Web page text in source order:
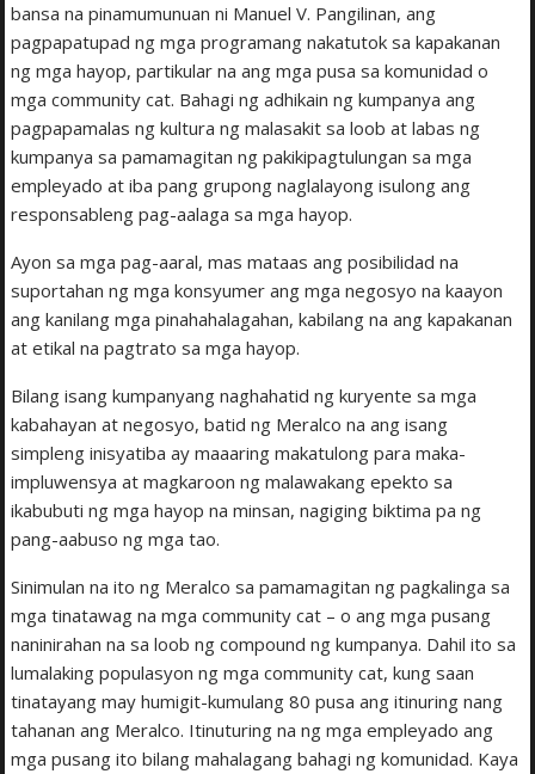
bansa na pinamumunuan ni Manuel V. Pangilinan, ang
pagpapatupad ng mga programang nakatutok sa kapakanan
ng mga hayop, partikular na ang mga pusa sa komunidad o
mga community cat. Bahagi ng adhikain ng kumpanya ang
pagpapamalas ng kultura ng malasakit sa loob at labas ng
kumpanya sa pamamagitan ng pakikipagtulungan sa mga
empleyado at iba pang grupong naglalayong isulong ang
responsableng pag-aalaga sa mga hayop.
Ayon sa mga pag-aaral, mas mataas ang posibilidad na
suportahan ng mga konsyumer ang mga negosyo na kaayon
ang kanilang mga pinahahalagahan, kabilang na ang kapakanan
at etikal na pagtrato sa mga hayop.
Bilang isang kumpanyang naghahatid ng kuryente sa mga
kabahayan at negosyo, batid ng Meralco na ang isang
simpleng inisyatiba ay maaaring makatulong para maka-
impluwensya at magkaroon ng malawakang epekto sa
ikabubuti ng mga hayop na minsan, nagiging biktima pa ng
pang-aabuso ng mga tao.
Sinimulan na ito ng Meralco sa pamamagitan ng pagkalinga sa
mga tinatawag na mga community cat – o ang mga pusang
naninirahan na sa loob ng compound ng kumpanya. Dahil ito sa
lumalaking populasyon ng mga community cat, kung saan
tinatayang may humigit-kumulang 80 pusa ang itinuring nang
tahanan ang Meralco. Itinuturing na ng mga empleyado ang
mga pusang ito bilang mahalagang bahagi ng komunidad. Kaya